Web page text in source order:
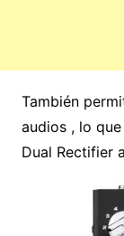
También
audios , lo
Dual Rectifier